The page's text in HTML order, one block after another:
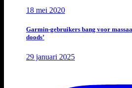
18 mei 2020
Garmin-gebruikers bang voor
doods’
29 januari 2025